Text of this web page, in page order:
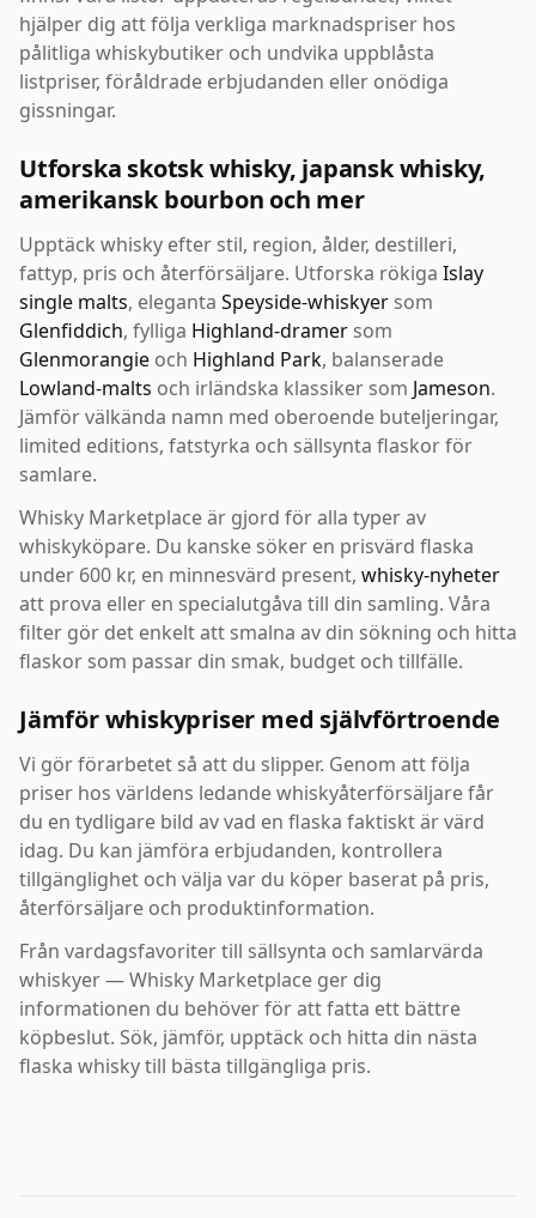
hjälper dig att följa verkliga marknadspriser hos
pålitliga whiskybutiker och undvika uppblåsta
listpriser, föråldrade erbjudanden eller onödiga
gissningar.
Utforska skotsk whisky, japansk whisky,
amerikansk bourbon och mer
Upptäck whisky efter stil, region, ålder, destilleri,
fattyp, pris och återförsäljare. Utforska rökiga Islay
single malts, eleganta Speyside-whiskyer som
Glenfiddich, fylliga Highland-dramer som
Glenmorangie och Highland Park, balanserade
Lowland-malts och irländska klassiker som Jameson.
Jämför välkända namn med oberoende buteljeringar,
limited editions, fatstyrka och sällsynta flaskor för
samlare.
Whisky Marketplace är gjord för alla typer av
whiskyköpare. Du kanske söker en prisvärd flaska
under 600 kr, en minnesvärd present, whisky-nyheter
att prova eller en specialutgåva till din samling. Våra
filter gör det enkelt att smalna av din sökning och hitta
flaskor som passar din smak, budget och tillfälle.
Jämför whiskypriser med självförtroende
Vi gör förarbetet så att du slipper. Genom att följa
priser hos världens ledande whiskyåterförsäljare får
du en tydligare bild av vad en flaska faktiskt är värd
idag. Du kan jämföra erbjudanden, kontrollera
tillgänglighet och välja var du köper baserat på pris,
återförsäljare och produktinformation.
Från vardagsfavoriter till sällsynta och samlarvärda
whiskyer — Whisky Marketplace ger dig
informationen du behöver för att fatta ett bättre
köpbeslut. Sök, jämför, upptäck och hitta din nästa
flaska whisky till bästa tillgängliga pris.